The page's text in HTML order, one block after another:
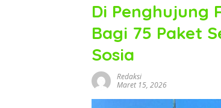
Di Penghujung
Bagi 75 Paket
Sosia
Redaksi
Maret 15, 2026